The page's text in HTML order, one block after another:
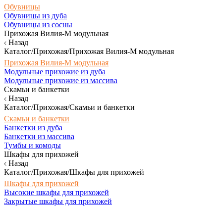
Обувницы
Обувницы из дуба
Обувницы из сосны
Прихожая Вилия-М модульная
Назад
Каталог/Прихожая/Прихожая Вилия-М модульная
Прихожая Вилия-М модульная
Модульные прихожие из дуба
Модульные прихожие из массива
Скамьи и банкетки
Назад
Каталог/Прихожая/Скамьи и банкетки
Скамьи и банкетки
Банкетки из дуба
Банкетки из массива
Тумбы и комоды
Шкафы для прихожей
Назад
Каталог/Прихожая/Шкафы для прихожей
Шкафы для прихожей
Высокие шкафы для прихожей
Закрытые шкафы для прихожей